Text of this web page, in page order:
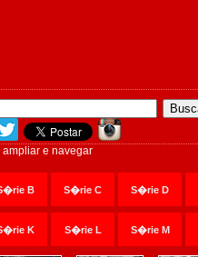
e navegar
B S�rie C S�rie D
K S�rie L S�rie M